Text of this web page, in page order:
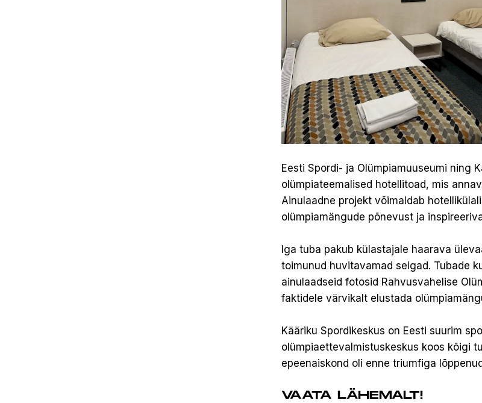
Eesti Spordi- ja Olümpiamuuseumi ning
olümpiateemalised hotellitoad, mis
Ainulaadne projekt võimaldab
olümpiamängude põnevust ja
Iga tuba pakub külastajale haarava
toimunud huvitavamad seigad. Tubade
ainulaadseid fotosid Rahvusvahelise
faktidele värvikalt elustada
Kääriku Spordikeskus on Eesti suurim
olümpiaettevalmistuskeskus koos kõigi
epeenaiskond oli enne triumfiga
VAATA LÄHEMALT!